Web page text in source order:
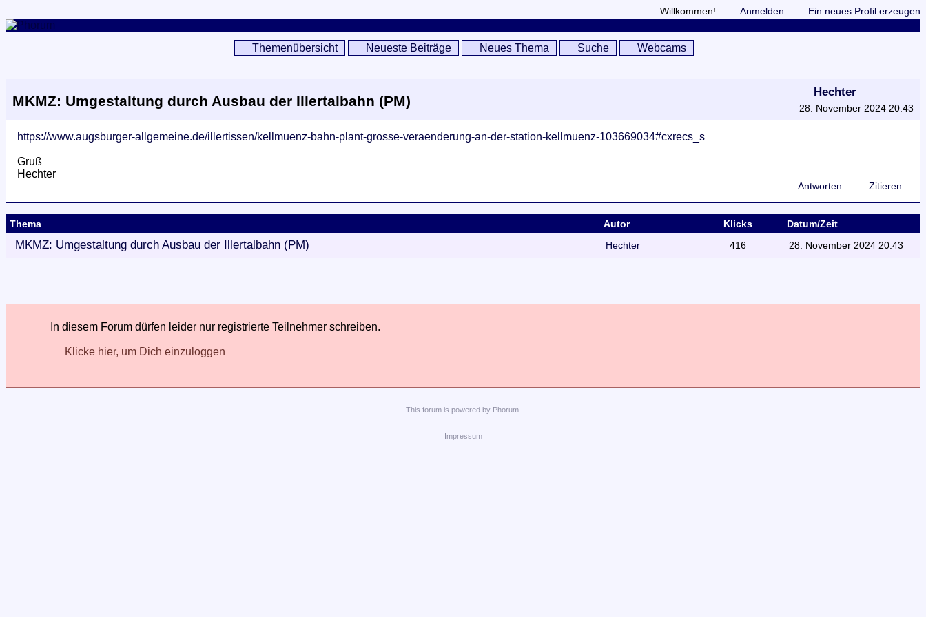
Willkommen! Anmelden Ein neues Profil erzeugen
Themenübersicht Neueste Beiträge Neues Thema Suche Webcams
MKMZ: Umgestaltung durch Ausbau der Illertalbahn (PM)
Hechter
28. November 2024 20:43
https://www.augsburger-allgemeine.de/illertissen/kellmuenz-bahn-plant-grosse-veraenderung-an-der-station-kellmuenz-103669034#cxrecs_s
Gruß
Hechter
Antworten Zitieren
Thema Autor Klicks Datum/Zeit
MKMZ: Umgestaltung durch Ausbau der Illertalbahn (PM) Hechter 416 28. November 2024 20:43
In diesem Forum dürfen leider nur registrierte Teilnehmer schreiben.
Klicke hier, um Dich einzuloggen
This forumis powered by Phorum.
Impressum